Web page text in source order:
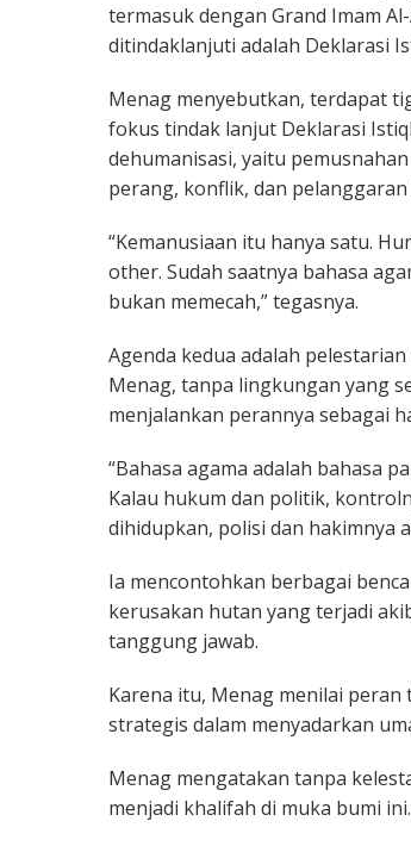
termasuk dengan Grand Imam
ditindaklanjuti adalah Deklarasi
Menag menyebutkan, terdapat
fokus tindak lanjut Deklarasi
dehumanisasi, yaitu
perang, konflik, dan pelanggaran
“Kemanusiaan itu hanya satu.
other. Sudah saatnya bahasa
bukan memecah,” tegasnya.
Agenda kedua adalah
Menag, tanpa lingkungan yang
menjalankan perannya sebagai
“Bahasa agama adalah bahasa
Kalau hukum dan politik,
dihidupkan, polisi dan hakimnya
Ia mencontohkan berbagai
kerusakan hutan yang terjadi
tanggung jawab.
Karena itu, Menag menilai
strategis dalam menyadarkan
Menag mengatakan tanpa
menjadi khalifah di muka bumi ini.